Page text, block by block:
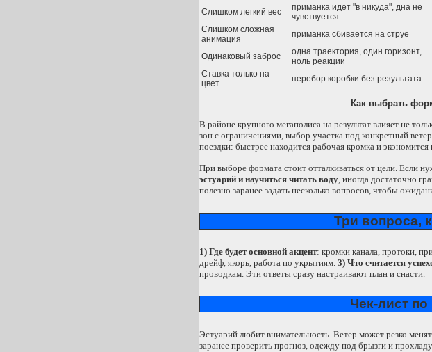
Слишком легкий вес
приманка идет "в никуда", дна не
чувствуется
Слишком сложная
анимация
приманка сбивается на струе
Одинаковый заброс
одна траектория, один горизонт,
ноль реакции
Ставка только на
цвет
перебор коробки без результата
Как выбрать
В районе крупного мегаполиса на результат влияет не
зон с ограничениями, выбор участка под конкретный
поездки: быстрее находится рабочая кромка и экономится
При выборе формата стоит отталкиваться от цели. Если
эстуарий и научиться читать воду, иногда достаточно
полезно заранее задать несколько вопросов, чтобы
Три вопроса,
1) Где будет основной акцент: кромки канала, протоки,
дрейф, якорь, работа по укрытиям. 3) Что считается
проводкам. Эти ответы сразу настраивают план и снасти.
Чек-лист по
Эстуарий любит внимательность. Ветер может резко
заранее проверить прогноз, одежду под брызги и